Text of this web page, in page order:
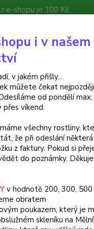
e-shopu je 300 Kč.
týdnu po přijetí
kus v 3-kusovém balení
- cena
celý
i v našem
v jakém přišly...
můžete čekat
od pondělí
víkend.
všechny rostliny,
že při odeslání některá
z faktury. Pokud si
do poznámky.
v hodnotě 200, 300, 500
obratem
poukazem, který je
skleníku na